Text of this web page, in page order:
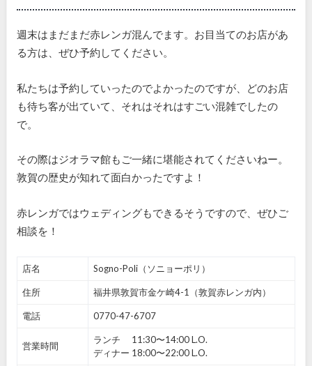
週末はまだまだ赤レンガ混んでます。お目当てのお店があ
る方は、ぜひ予約してください。
私たちは予約していったのでよかったのですが、どのお店
も待ち客が出ていて、それはそれはすごい混雑でしたの
で。
その際はジオラマ館もご一緒に堪能されてくださいねー。
敦賀の歴史が知れて面白かったですよ！
赤レンガではウェディングもできるそうですので、ぜひご
相談を！
店名 Sogno-Poli（ソニョーポリ）
住所 福井県敦賀市金ケ崎4-1（敦賀赤レンガ内）
電話 0770-47-6707
営業時間
ランチ 11:30〜14:00 L.O.
ディナー 18:00〜22:00 L.O.